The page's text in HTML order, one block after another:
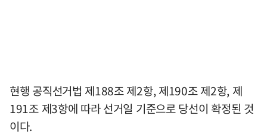
현행 공직선거법 제188조 제2항, 제190조 제2항, 제
191조 제3항에 따라 선거일 기준으로 당선이 확정된 것
이다.